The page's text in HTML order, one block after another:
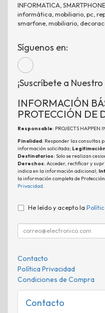
INFORMATICA,
informática, mobiliario, pc,
smarfone, mobiliario,
Síguenos en:
¡Suscríbete a
INFORMACIÓN
PROTECCIÓN DE
Responsable: PROJECTS HAPPEN
Finalidad: Responder las consultas
información solicitada; Legitimación
Destinatarios: Solo se realizan
Derechos: Acceder, rectificar y
indica en la información adicional;
la información completa de
Privacidad.
He leído y acepto la
Contacto
Política Privacidad
Condiciones de Compra
Contacto